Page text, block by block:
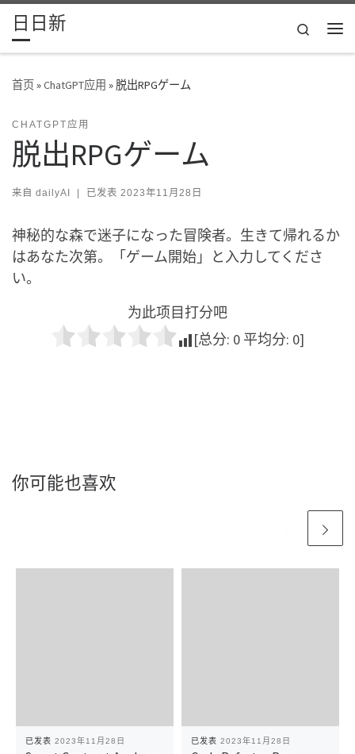
Skip to content
日日新
Search
首页»ChatGPT应用 » 脱出RPGゲーム
CHATGPT应用
脱出RPGゲーム
来自 dailyAI | 已发表 2023年11月28日
神秘的な森で迷子になった冒険者。生きて帰れるか
はあなた次第。「ゲーム開始」と入力してくださ
い。
为此项目打分吧
[总分: 0 平均分: 0]
你可能也喜欢
已发表 2023年11月28日 已发表 2023年11月28日